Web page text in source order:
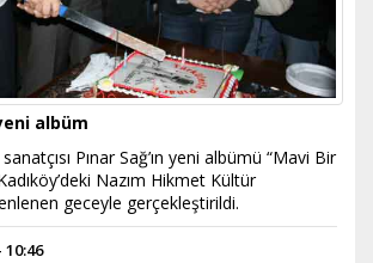
albüm
Pınar Sağ’ın yeni albümü “Mavi Bir
Nazım Hikmet Kültür
geceyle gerçekleştirildi.
10:46